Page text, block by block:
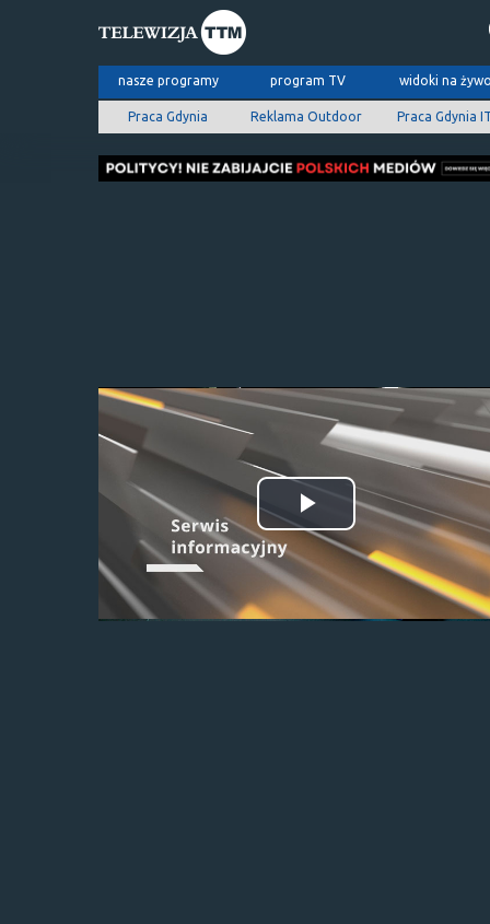
nasze programy program TV widoki na
Praca Gdynia Reklama Outdoor Praca Gdynia
Odtwórz
wideo